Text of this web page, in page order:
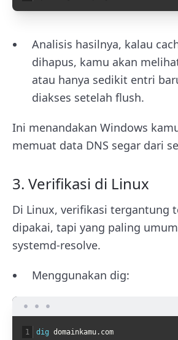
Analisis hasilnya, kalau
dihapus, kamu akan
atau hanya sedikit entri
diakses setelah flush.
Ini menandakan Windows
memuat data DNS segar dari
3. Verifikasi di Linux
Di Linux, verifikasi tergantung
dipakai, tapi yang paling
systemd-resolve.
Menggunakan dig:
1 dig domainkamu. com